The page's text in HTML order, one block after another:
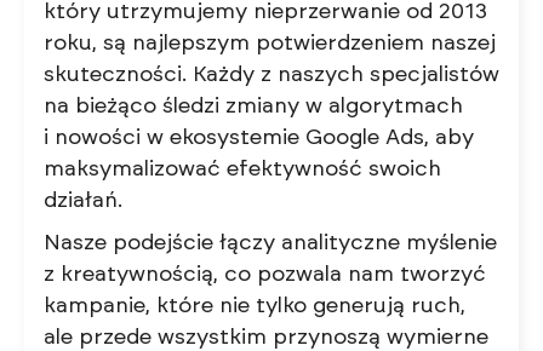
który utrzymujemy nieprzerwanie od 2013
roku, są najlepszym potwierdzeniem naszej
skuteczności. Każdy z naszych specjalistów
na bieżąco śledzi zmiany w algorytmach
i nowości w ekosystemie Google Ads, aby
maksymalizować efektywność swoich
działań.
Nasze podejście łączy analityczne myślenie
z kreatywnością, co pozwala nam tworzyć
kampanie, które nie tylko generują ruch,
ale przede wszystkim przynoszą wymierne